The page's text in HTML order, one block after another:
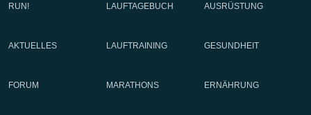
RUN! LAUFTAGEBUCH AUSRÜSTUNG
AKTUELLES LAUFTRAINING GESUNDHEIT
FORUM MARATHONS ERNÄHRUNG